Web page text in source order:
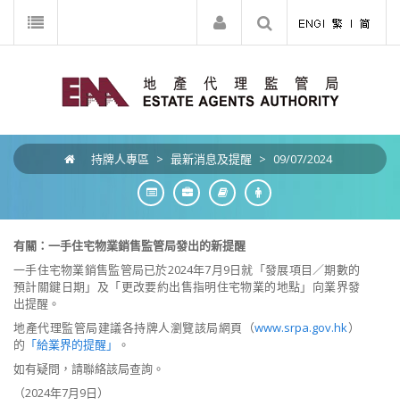
持牌人專區 > 最新消息及提醒 > 09/07/2024
有關：一手住宅物業銷售監管局發出的新提醒
一手住宅物業銷售監管局已於2024年7月9日就「發展項目／期數的
預計關鍵日期」及「更改要約出售指明住宅物業的地點」向業界發
出提醒。
地產代理監管局建議各持牌人瀏覽該局網頁（www.srpa.gov.hk）
的 「給業界的提醒」
。
如有疑問，請聯絡該局查詢。
（2024年7月9日）